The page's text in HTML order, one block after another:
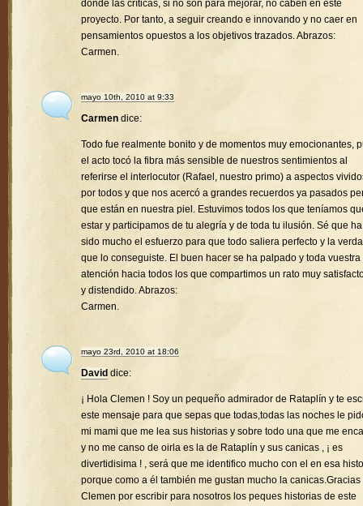
donde las críticas, si no son para mejorar, no caben en este
proyecto. Por tanto, a seguir creando e innovando y no caer en
pensamientos opuestos a los objetivos trazados. Abrazos:
Carmen.
mayo 10th, 2010 at 9:33
Carmen dice:
Todo fue realmente bonito y de momentos muy emocionantes,
el acto tocó la fibra más sensible de nuestros sentimientos al
referirse el interlocutor (Rafael, nuestro primo) a aspectos
por todos y que nos acercó a grandes recuerdos ya pasados
que están en nuestra piel. Estuvimos todos los que teníamos
estar y participamos de tu alegría y de toda tu ilusión. Sé que ha
sido mucho el esfuerzo para que todo saliera perfecto y la
que lo conseguiste. El buen hacer se ha palpado y toda vuestra
atención hacia todos los que compartimos un rato muy
y distendido. Abrazos:
Carmen.
mayo 23rd, 2010 at 18:06
David dice:
¡ Hola Clemen ! Soy un pequeño admirador de Rataplín y te
este mensaje para que sepas que todas,todas las noches le
mi mami que me lea sus historias y sobre todo una que me
y no me canso de oirla es la de Rataplín y sus canicas , ¡ es
divertidisima ! , será que me identifico mucho con el en esa
porque como a él también me gustan mucho la canicas.Gracias
Clemen por escribir para nosotros los peques historias de este